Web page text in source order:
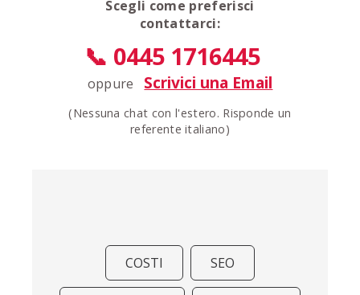
Scegli come preferisci
contattarci:
📞 0445 1716445
oppure Scrivici una Email
(Nessuna chat con l'estero. Risponde un
referente italiano)
COSTI SEO